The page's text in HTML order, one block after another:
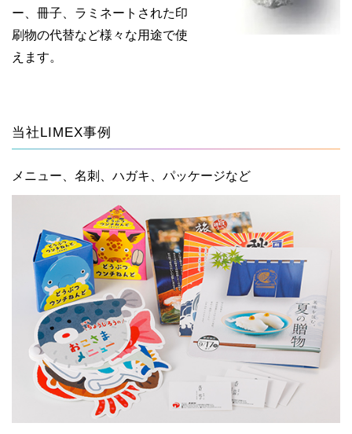
ー、冊子、ラミネートされた印
刷物の代替など様々な用途で使
えます。
当社LIMEX事例
メニュー、名刺、ハガキ、パッケージなど